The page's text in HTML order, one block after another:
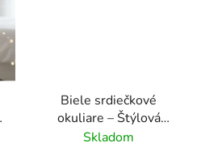
Biele srdiečkové
okuliare – Štýlová
rekvizita na svadbu a
Skladom